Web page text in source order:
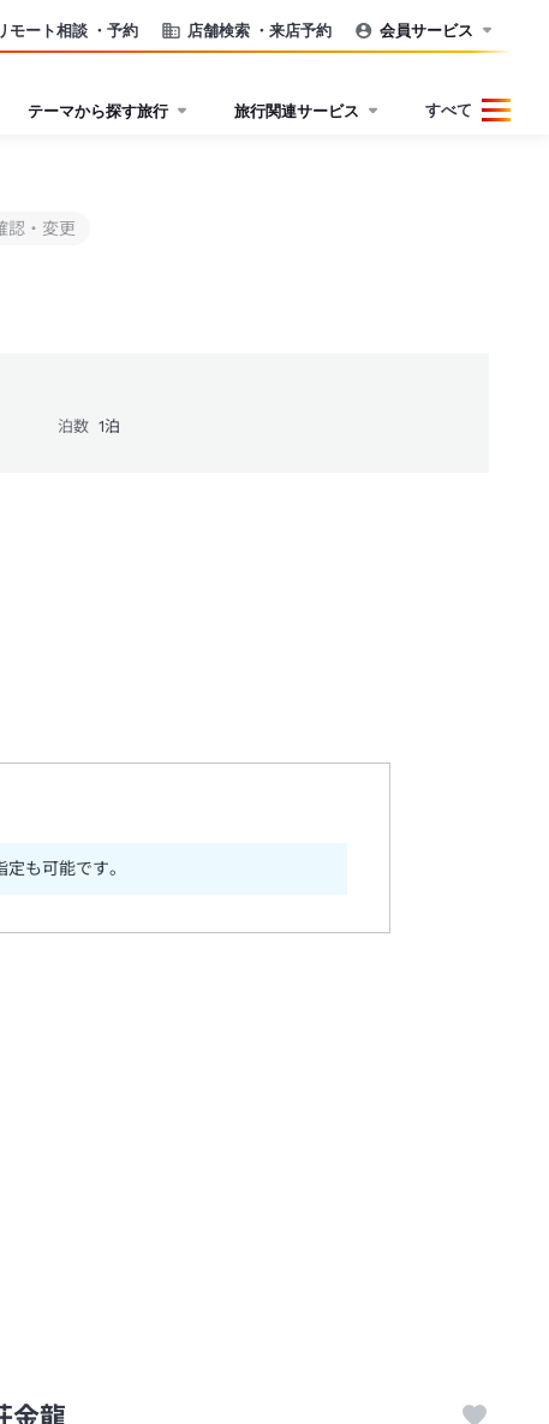
モート相談 ・予約 店舗検索 ・来店予約 会員サービス
テーマから探す旅行 旅行関連サービス すべて
認・変更
泊数 1泊
も可能です。
龍